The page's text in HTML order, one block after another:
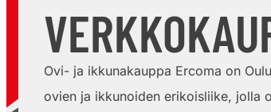
Ovi- ja ikkunakauppa Ercoma on
ovien ja ikkunoiden erikoisliike, jolla